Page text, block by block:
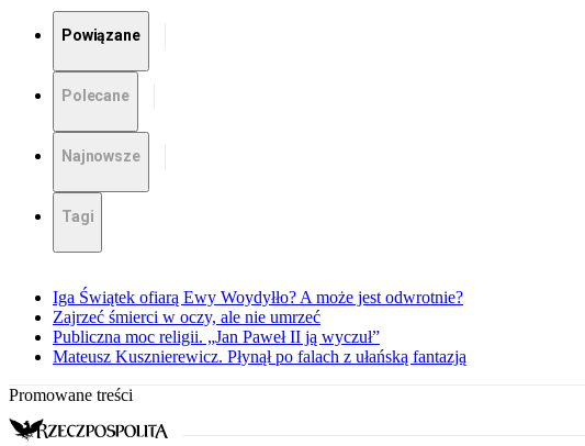
Powiązane
Polecane
Najnowsze
Tagi
Iga Świątek ofiarą Ewy Woydyłło? A może jest odwrotnie?
Zajrzeć śmierci w oczy, ale nie umrzeć
Publiczna moc religii. „Jan Paweł II ją wyczuł”
Mateusz Kusznierewicz. Płynął po falach z ułańską fantazją
Promowane treści